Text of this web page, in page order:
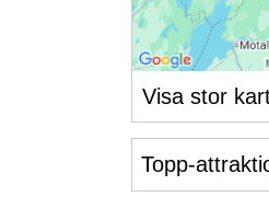
Visa stor
Topp-